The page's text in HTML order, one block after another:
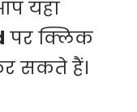
यहां
पर क्लिक
सकते हैं।